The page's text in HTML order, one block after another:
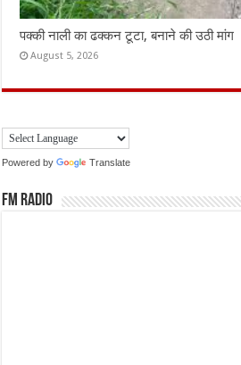
पक्की नाली का ढक्कन टूटा, बनाने की उठी मांग
August 5, 2026
Powered by Translate
FM Radio